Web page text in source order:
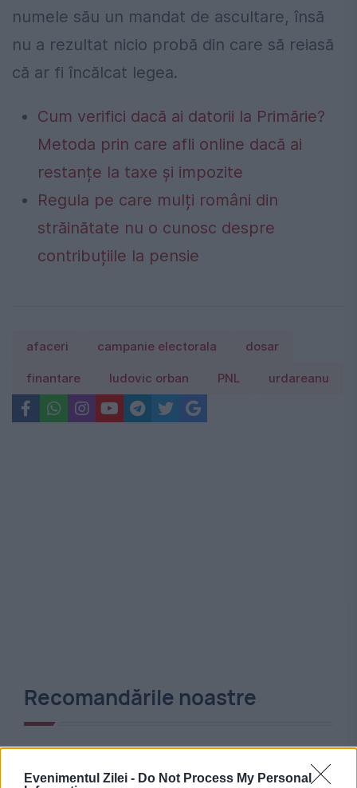
Evenimentul Zilei - Do Not Process My Personal
numele său un mandat de ascultare, însă
nu a rezultat nicio probă din care să reiasă
că ar fi încălcat legea.
Cum verifici dacă ai datorii la Primărie?
Metoda prin care afli online dacă ai
restanțe la taxe și impozite
Regula pe care mulți români din
străinătate nu o cunosc despre
contribuțiile la pensie
afaceri campanie electorala dosar
finantare ludovic orban PNL urdareanu
Recomandările noastre